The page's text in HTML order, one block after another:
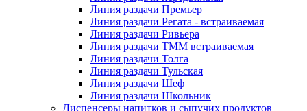
Линия раздачи Премьер
Линия раздачи Регата - встраиваемая
Линия раздачи Ривьера
Линия раздачи ТММ встраиваемая
Линия раздачи Толга
Линия раздачи Тульская
Линия раздачи Шеф
Линия раздачи Школьник
Диспенсеры напитков и сыпучих продуктов